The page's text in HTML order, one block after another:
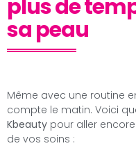
plus de
sa peau
Même avec une routine
compte le matin. Voici
Kbeauty pour aller
de vos soins :